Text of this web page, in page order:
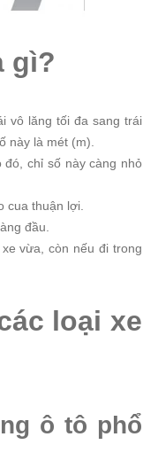
gì?
vô lăng tối đa sang trái
này là mét (m).
chỉ số này càng nhỏ
cua thuận lợi.
đầu.
vừa, còn nếu đi trong
loại xe
ô tô phổ